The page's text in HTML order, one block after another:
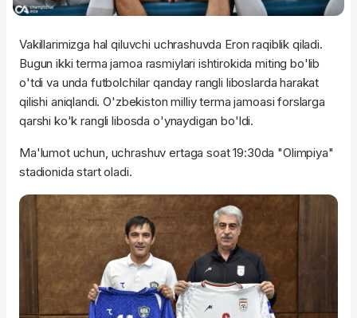
Vakillarimizga hal qiluvchi uchrashuvda Eron raqiblik qiladi.
Bugun ikki terma jamoa rasmiylari ishtirokida miting bo'lib
o'tdi va unda futbolchilar qanday rangli liboslarda harakat
qilishi aniqlandi. O'zbekiston milliy terma jamoasi forslarga
qarshi ko'k rangli libosda o'ynaydigan bo'ldi.
Ma'lumot uchun, uchrashuv ertaga soat 19:30da "Olimpiya"
stadionida start oladi.